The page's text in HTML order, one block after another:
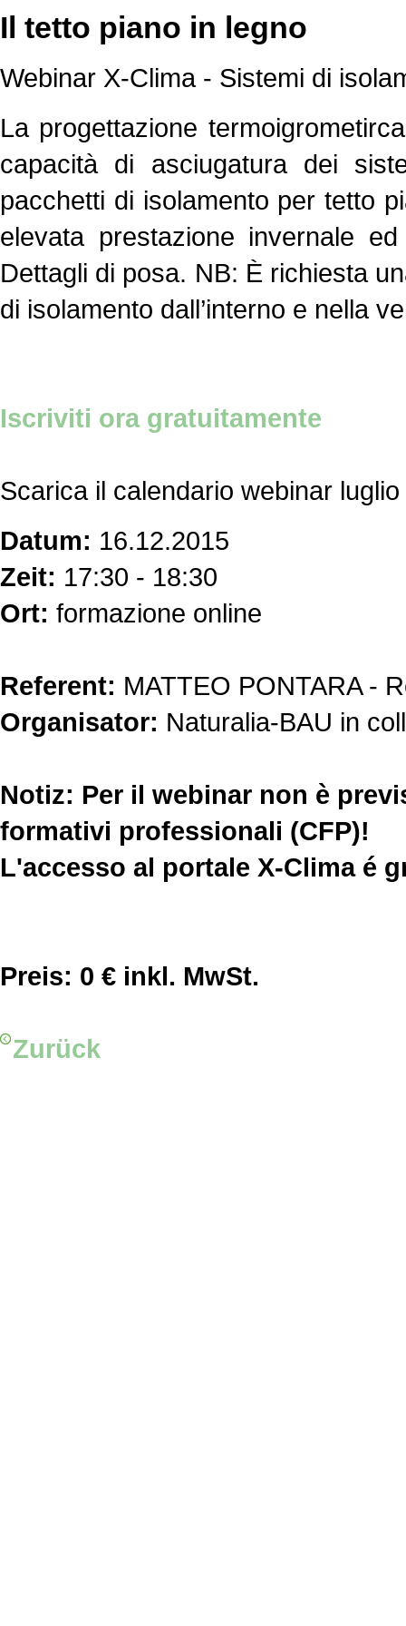
Il tetto piano in legno
Webinar X-Clima - Sistemi di
La progettazione
capacità di asciugatura dei
pacchetti di isolamento per tetto
elevata prestazione invernale
Dettagli di posa. NB: È richiesta
di isolamento dall’interno e nella
Iscriviti ora gratuitamente
Scarica il calendario webinar
Datum: 16.12.2015
Zeit: 17:30 - 18:30
Ort: formazione online
Referent: MATTEO PONTARA -
Organisator: Naturalia-BAU in
Notiz: Per il webinar non è
formativi professionali (CFP)!
L'accesso al portale X-Clima é
Preis: 0 € inkl. MwSt.
Zurück